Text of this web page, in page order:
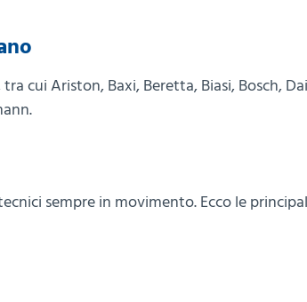
cui Ariston, Baxi, Beretta, Biasi, Bosch,
sempre in movimento. Ecco le